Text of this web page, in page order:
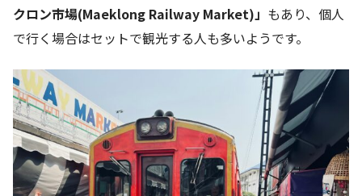
クロン市場(Maeklong Railway Market)」 もあり、個人
で行く場合はセットで観光する人も多いようです。